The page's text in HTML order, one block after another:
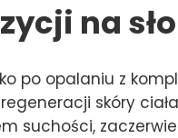
na
po opalaniu z
skóry
suchości,